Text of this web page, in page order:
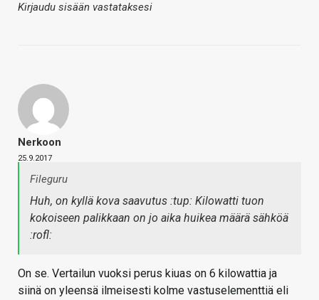
Kirjaudu sisään vastataksesi
Nerkoon
25.9.2017
Fileguru
Huh, on kyllä kova saavutus :tup: Kilowatti tuon
kokoiseen palikkaan on jo aika huikea määrä sähköä
:rofl:
On se. Vertailun vuoksi perus kiuas on 6 kilowattia ja
siinä on yleensä ilmeisesti kolme vastuselementtiä eli